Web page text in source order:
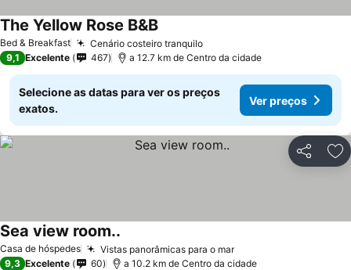
Bed & Breakfast Cenário costeiro tranquiloVer preços
The Yellow Rose B&BVer preços
9,1 Excelente 467 a 12.7 km de Centro da cidade
Selecione as datas para ver os preços
exatos.
Ver preços
Partilhar
Casa de hóspedes Vistas panorâmicas para o marVer preços
Sea view room..
9,3 Excelente 60 a 10.2 km de Centro da cidade